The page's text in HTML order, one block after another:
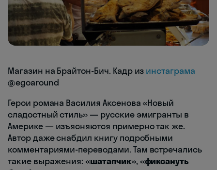
Магазин на Брайтон-Бич. Кадр из инстаграма
@egoaround
Герои романа Василия Аксенова «Новый
сладостный стиль» — русские эмигранты в
Америке — изъясняются примерно так же.
Автор даже снабдил книгу подробными
комментариями-переводами. Там встречались
такие выражения: «шатапчик», «фиксануть